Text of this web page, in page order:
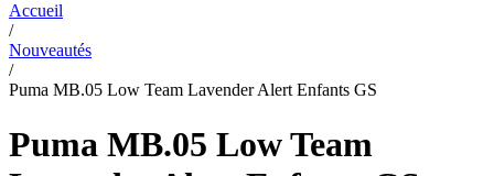
Accueil
/
Nouveautés
/
Puma MB.05 Low Team Lavender Alert Enfants GS
Puma MB.05 Low Team